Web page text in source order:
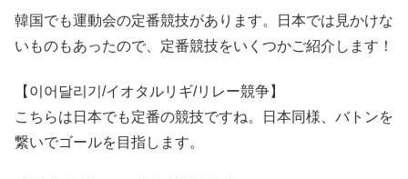
韓国でも運動会の定番競技があります。日本では見かけな
いものもあったので、定番競技をいくつかご紹介します！
【이어달리기/イオタルリギ/リレー競争】
こちらは日本でも定番の競技ですね。日本同様、バトンを
繋いでゴールを目指します。